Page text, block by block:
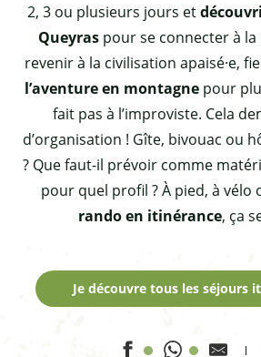
2, 3 ou plusieurs jours et
Queyras pour se connecter à
revenir à la civilisation apaisé·e,
l’aventure en montagne pour
fait pas à l’improviste. Cela
d’organisation ! Gîte, bivouac ou
? Que faut-il prévoir comme
pour quel profil ? À pied, à vélo
rando en itinérance, ça
Je découvre tous les séjours